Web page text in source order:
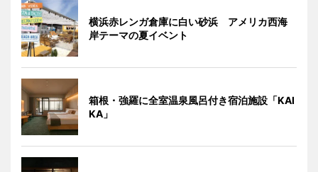
横浜赤レンガ倉庫に白い砂浜 アメリカ西海
岸テーマの夏イベント
箱根・強羅に全室温泉風呂付き宿泊施設「KAI
KA」